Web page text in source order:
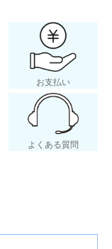
お支払い
よくある質問